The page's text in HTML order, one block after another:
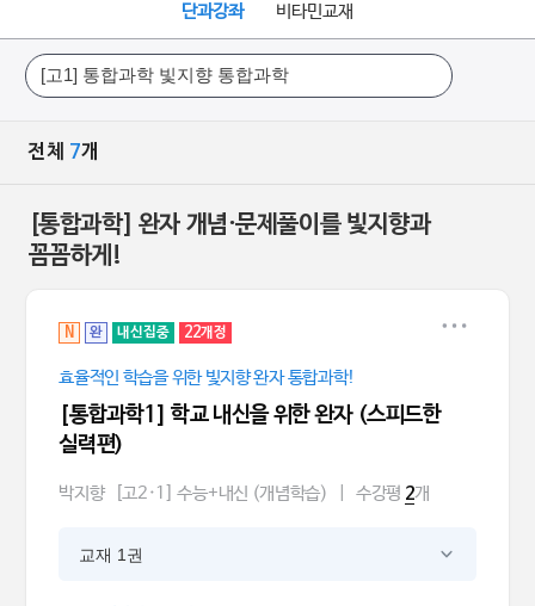
단과강좌 비타민교재
전체 7개
[통합과학] 완자 개념·문제풀이를 빛지향과
꼼꼼하게!
N 완 내신집중 22개정
효율적인 학습을 위한 빛지향 완자 통합과학!
[통합과학1] 학교 내신을 위한 완자 (스피드한
실력편)
박지향 [고2·1] 수능+내신 (개념학습) 수강평 2개
교재 1권